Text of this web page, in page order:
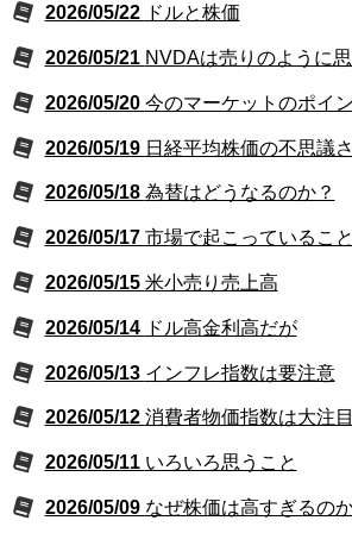
2026/05/22 ドルと株価
2026/05/21 NVDAは売りのように
2026/05/20 今のマーケットのポイ
2026/05/19 日経平均株価の不思議さ
2026/05/18 為替はどうなるのか？
2026/05/17 市場で起こっていること
2026/05/15 米小売り売上高
2026/05/14 ドル高金利高だが
2026/05/13 インフレ指数は要注意
2026/05/12 消費者物価指数は大注目
2026/05/11 いろいろ思うこと
2026/05/09 なぜ株価は高すぎるの